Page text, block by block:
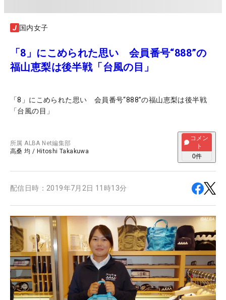
国内女子
「8」にこめられた思い 会員番号“888”の
福山恵梨は後半戦「台風の目」
「8」にこめられた思い 会員番号“888”の福山恵梨は後半戦
「台風の目」
所属ALBA Net編集部
高桑 均 / Hitoshi Takakuwa
コメン
ト
0件
配信日時： 2019年7月2日 11時13分